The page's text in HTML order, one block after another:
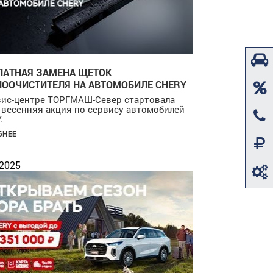
ЗАМЕНА ЩЕТОК
НА АВТОМОБИЛЕ CHERY
центре ТОРГМАШ-Север стартовала
акция по сервису автомобилей